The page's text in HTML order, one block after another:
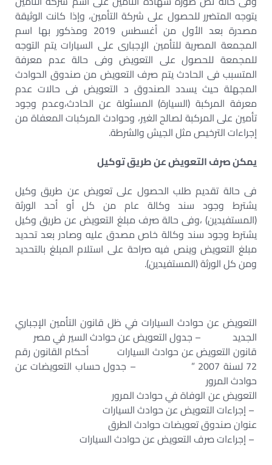
يتوجه المتضرر للحصول على شركة التأمين، وإذا كانت الوثيقة
مصدرة بعد الأول من أغسطس 2019 ومذكور بها اسم
المجمعة المصرية للتأمين الإجبارى على السيارات يتم التوجه
للمجمعة للحصول على التعويض وفى حالة عدم معرفة
المتسبب فى الحادث يتم صرف التعويض من صندوق الحوادث
المجهلة حيث يسدد الصندوق د التعويض فى حالات عدم
معرفة المركبة (السيارة) المسئولة عن الحادث،وعدم وجود
تأمين على المركبة لصالح الغير، وحوادث المركبات المعفاة من
إجراءات الترخيص مثل الجيش والشرطة.
يمكن صرف التعويض عن طريق توكيل
فى حالة تقديم طلب الحصول على تعويض عن طريق وكيل
يشترط وجود سند وكالة عام من كل أو أحد الورثة
(المستفيدين) ،وفى حالة صرف مبلغ التعويض عن طريق وكيل
يشترط وجود سند وكالة خاص مصدق عليه وصادر بعد تحديد
مبلغ التعويض وينص فيه صراحة على استلام المبلغ بالتحديد
ومن كل الورثة (المستفيدين).
التعويض عن حوادث السيارات في ظل قانون التأمين الإجباري
الجديد – جدول التعويض عن حوادث السير في مصر
قانون التعويض عن حوادث السيارات أحكام القانون رقم
72 لسنة 2007 ” – جدول حساب التعويضات عن
حوادث المرور
التعويض عن الوفاة في حوادث المرور
– إجراءات التعويض عن حوادث السيارات
عنوان صندوق تعويضات حوادث الطرق
– إجراءات صرف التعويض عن حوادث السيارات